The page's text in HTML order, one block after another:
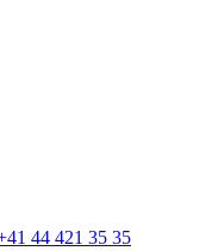
44 421 35 35